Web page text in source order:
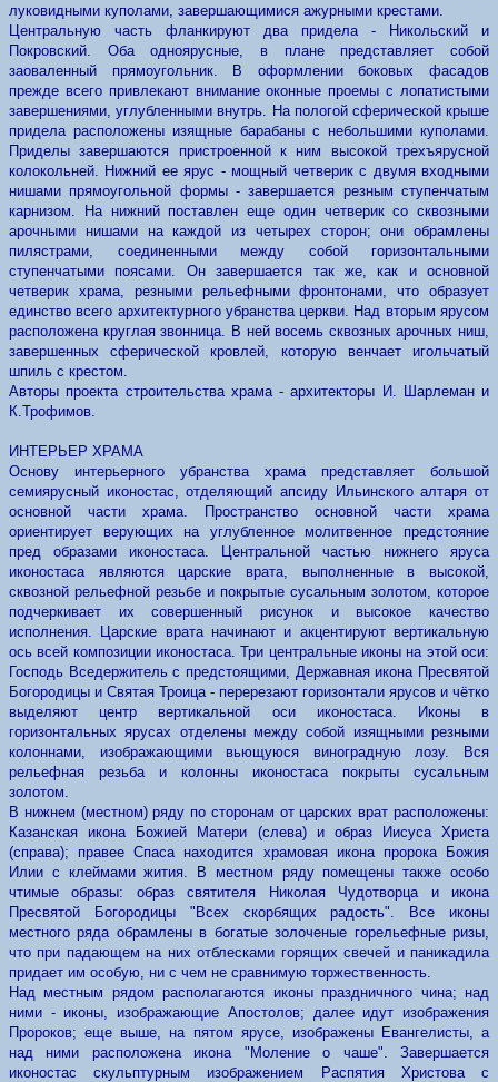
луковидными куполами, завершающимися ажурными крестами.
Центральную часть фланкируют два придела - Никольский и
Покровский. Оба одноярусные, в плане представляет собой
заоваленный прямоугольник. В оформлении боковых фасадов
прежде всего привлекают внимание оконные проемы с лопатистыми
завершениями, углубленными внутрь. На пологой сферической крыше
придела расположены изящные барабаны с небольшими куполами.
Приделы завершаются пристроенной к ним высокой трехъярусной
колокольней. Нижний ее ярус - мощный четверик с двумя входными
нишами прямоугольной формы - завершается резным ступенчатым
карнизом. На нижний поставлен еще один четверик со сквозными
арочными нишами на каждой из четырех сторон; они обрамлены
пилястрами, соединенными между собой горизонтальными
ступенчатыми поясами. Он завершается так же, как и основной
четверик храма, резными рельефными фронтонами, что образует
единство всего архитектурного убранства церкви. Над вторым ярусом
расположена круглая звонница. В ней восемь сквозных арочных ниш,
завершенных сферической кровлей, которую венчает игольчатый
шпиль с крестом.
Авторы проекта строительства храма - архитекторы И. Шарлеман и
К.Трофимов.
ИНТЕРЬЕР ХРАМА
Основу интерьерного убранства храма представляет большой
семиярусный иконостас, отделяющий апсиду Ильинского алтаря от
основной части храма. Пространство основной части храма
ориентирует верующих на углубленное молитвенное предстояние
пред образами иконостаса. Центральной частью нижнего яруса
иконостаса являются царские врата, выполненные в высокой,
сквозной рельефной резьбе и покрытые сусальным золотом, которое
подчеркивает их совершенный рисунок и высокое качество
исполнения. Царские врата начинают и акцентируют вертикальную
ось всей композиции иконостаса. Три центральные иконы на этой оси:
Господь Вседержитель с предстоящими, Державная икона Пресвятой
Богородицы и Святая Троица - перерезают горизонтали ярусов и чётко
выделяют центр вертикальной оси иконостаса. Иконы в
горизонтальных ярусах отделены между собой изящными резными
колоннами, изображающими вьющуюся виноградную лозу. Вся
рельефная резьба и колонны иконостаса покрыты сусальным
золотом.
В нижнем (местном) ряду по сторонам от царских врат расположены:
Казанская икона Божией Матери (слева) и образ Иисуса Христа
(справа); правее Спаса находится храмовая икона пророка Божия
Илии с клеймами жития. В местном ряду помещены также особо
чтимые образы: образ святителя Николая Чудотворца и икона
Пресвятой Богородицы "Всех скорбящих радость". Все иконы
местного ряда обрамлены в богатые золоченые горельефные ризы,
что при падающем на них отблесками горящих свечей и паникадила
придает им особую, ни с чем не сравнимую торжественность.
Над местным рядом располагаются иконы праздничного чина; над
ними - иконы, изображающие Апостолов; далее идут изображения
Пророков; еще выше, на пятом ярусе, изображены Евангелисты, а
над ними расположена икона "Моление о чаше". Завершается
иконостас скульптурным изображением Распятия Христова с